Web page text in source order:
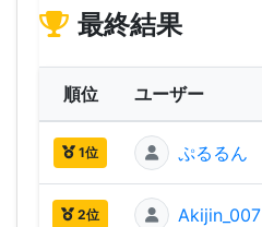
最終結果
順位 ユーザー
1位 ぷるるん
2位 Akijin_007